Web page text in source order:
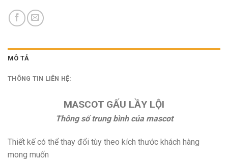
MÔ TẢ
THÔNG TIN LIÊN HỆ:
MASCOT GẤU LẦY LỘI
Thông số trung bình của mascot
Thiết kế có thể thay đổi tùy theo kích thước khách hàng
mong muốn